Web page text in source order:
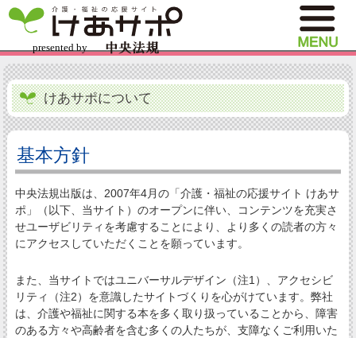
けあサポについて
基本方針
中央法規出版は、2007年4月の「介護・福祉の応援サイト けあサ
ポ」（以下、当サイト）のオープンに伴い、コンテンツを充実さ
せユーザビリティを考慮することにより、より多くの読者の方々
にアクセスしていただくことを願っています。
また、当サイトではユニバーサルデザイン（注1）、アクセシビ
リティ（注2）を意識したサイトづくりを心がけています。弊社
は、介護や福祉に関する本を多く取り扱っていることから、障害
のある方々や高齢者を含む多くの人たちが、支障なくご利用いた